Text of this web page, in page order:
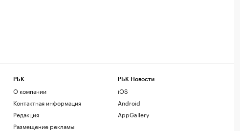
РБК
О компании
Контактная информация
Редакция
Размещение рекламы
РБК Новости
iOS
Android
AppGallery